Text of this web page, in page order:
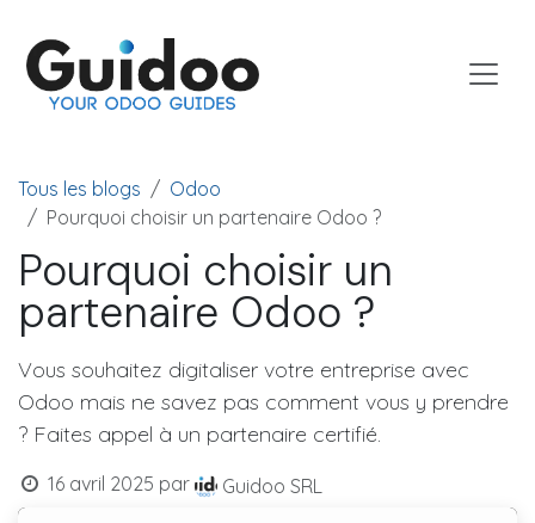
Tous les blogs
Odoo
Pourquoi choisir un partenaire Odoo ?
Pourquoi choisir un
partenaire Odoo ?
Vous souhaitez digitaliser votre entreprise avec
Odoo mais ne savez pas comment vous y prendre
? Faites appel à un partenaire certifié.
16 avril 2025 par Guidoo SRL